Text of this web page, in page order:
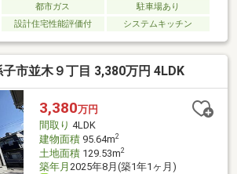
都市ガス
駐車場あり
設計住宅性能評価付 システムキッチン
市並木９丁目 3,380万円 4LDK
3,380万円
間取り 4LDK
建物面積95.64m2
土地面積129.53m2
築年月 2025年8月(築1年1ヶ月)